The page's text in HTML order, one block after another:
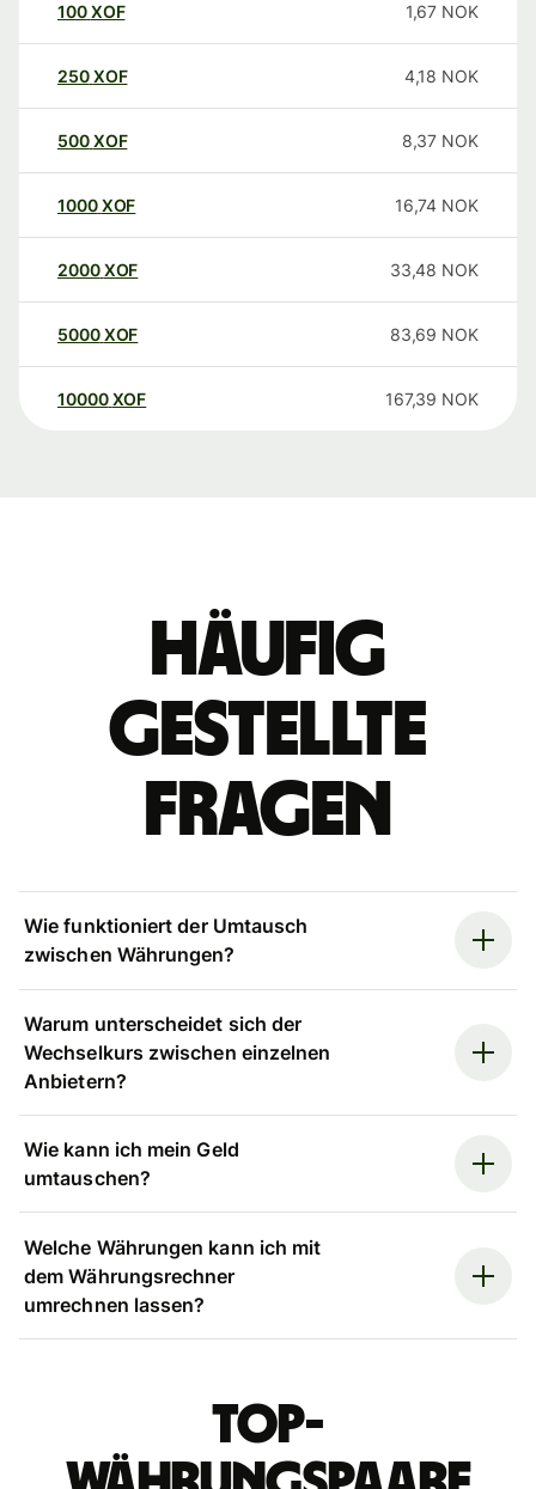
100XOF 1,67 NOK
250XOF 4,18 NOK
500XOF 8,37 NOK
1000XOF 16,74 NOK
2000XOF 33,48 NOK
5000XOF 83,69 NOK
10000 XOF 167,39 NOK
Häufig
gestellte
Fragen
Wie funktioniert der Umtausch
zwischen Währungen?
Warum unterscheidet sich der
Wechselkurs zwischen einzelnen
Anbietern?
Wie kann ich mein Geld
umtauschen?
Welche Währungen kann ich mit
dem Währungsrechner
umrechnen lassen?
Top-